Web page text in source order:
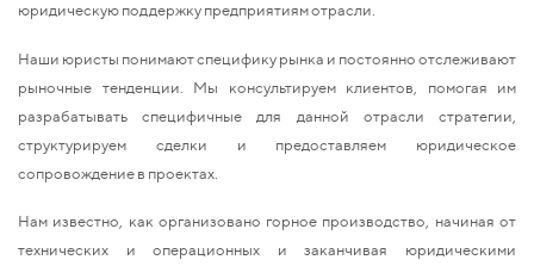
юридическую поддержку предприятиям отрасли.
Наши юристы понимают специфику рынка и постоянно отслеживают
рыночные тенденции. Мы консультируем клиентов, помогая им
разрабатывать специфичные для данной отрасли стратегии,
структурируем сделки и предоставляем юридическое
сопровождение в проектах.
Нам известно, как организовано горное производство, начиная от
технических и операционных и заканчивая юридическими